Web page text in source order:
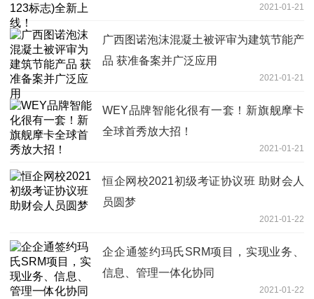
2021-01-21
广西图诺泡沫混凝土被评审为建筑节能产
品 获准备案并广泛应用
2021-01-21
WEY品牌智能化很有一套！新旗舰摩卡
全球首秀放大招！
2021-01-21
恒企网校2021初级考证协议班 助财会人
员圆梦
2021-01-22
企企通签约玛氏SRM项目，实现业务、
信息、管理一体化协同
2021-01-22